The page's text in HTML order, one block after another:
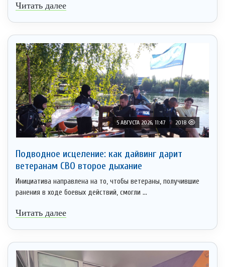
Читать далее
5 АВГУСТА 2026, 11:47 2018
Подводное исцеление: как дайвинг дарит
ветеранам СВО второе дыхание
Инициатива направлена на то, чтобы ветераны, получившие
ранения в ходе боевых действий, смогли ...
Читать далее